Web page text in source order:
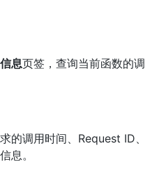
息页签，查询当前函数的调
的调用时间、Request ID、
息。